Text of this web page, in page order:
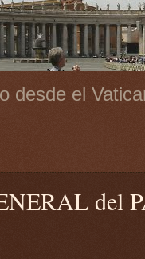
desde el
del